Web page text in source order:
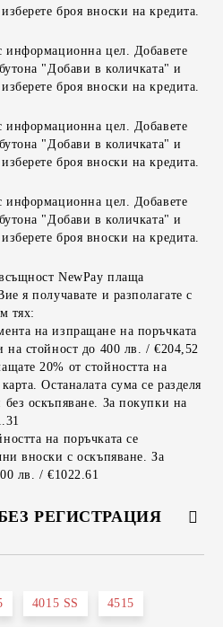
броя вноски на кредита.
информационна цел. Добавете
"Добави в количката" и
броя вноски на кредита.
информационна цел. Добавете
"Добави в количката" и
броя вноски на кредита.
информационна цел. Добавете
"Добави в количката" и
броя вноски на кредита.
NewPay плаща
я получавате и разполагате с
тях:
на изпращане на поръчката
на стойност до 400 лв. / €204,52
20% от стойността на
Останалата сума се разделя
оскъпяване. За покупки на
на поръчката се
вноски с оскъпяване. За
лв. / €1022.61
РЕГИСТРАЦИЯ
4015 SS 4515